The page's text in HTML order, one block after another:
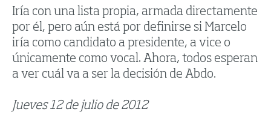
Iría con una lista propia, armada directamente
por él, pero aún está por definirse si Marcelo
iría como candidato a presidente, a vice o
únicamente como vocal. Ahora, todos esperan
a ver cuál va a ser la decisión de Abdo.
Jueves 12 de julio de 2012